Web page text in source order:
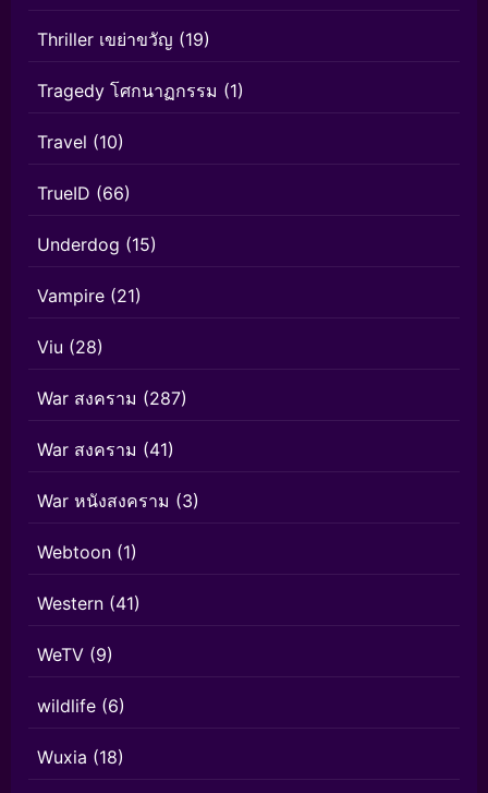
Thriller เขย่าขวัญ (19)
Tragedy โศกนาฏกรรม (1)
Travel (10)
TrueID (66)
Underdog (15)
Vampire (21)
Viu (28)
War สงคราม (287)
War สงคราม (41)
War หนังสงคราม (3)
Webtoon (1)
Western (41)
WeTV (9)
wildlife (6)
Wuxia (18)